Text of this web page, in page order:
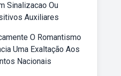
Sinalizacao Ou
Auxiliares
O Romantismo
Uma Exaltação Aos
Nacionais